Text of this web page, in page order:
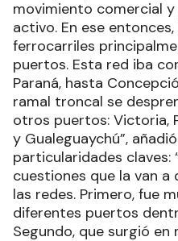
movimiento comercial
activo. En ese
ferrocarriles
puertos. Esta red iba
Paraná, hasta
ramal troncal se
otros puertos: Victoria,
y Gualeguaychú”,
particularidades claves:
cuestiones que la van
las redes. Primero, fue
diferentes puertos
Segundo, que surgió en